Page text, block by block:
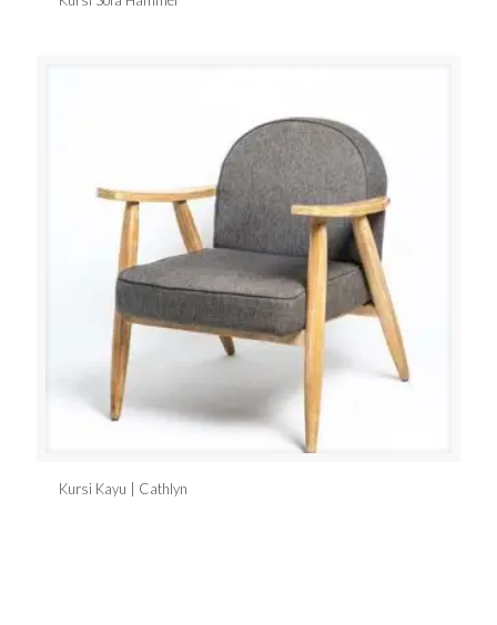
Kursi Kayu | Cathlyn